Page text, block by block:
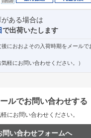
ある場合は
で出荷いたします
におおよその入荷時期をメールで
軽にお問い合わせください。）
ルでお問い合わせする
にお問い合わせください。
問い合わせフォームへ